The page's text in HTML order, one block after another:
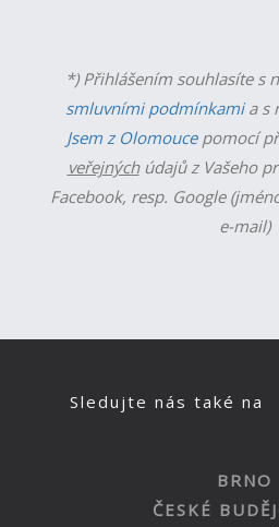
*) Přihlášením souhlasíte s
smluvními podmínkamia s
Jsem z Olomoucepomocí
veřejnýchúdajů z Vašeho
Facebook, resp. Google
e-mail)
Sledujte nás také na
BRNO
ČESKÉ